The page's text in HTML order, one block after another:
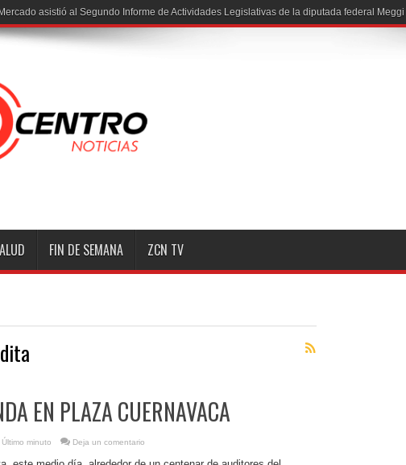
FIN DE SEMANA ZCN TV
EN PLAZA CUERNAVACA
Último minuto Deja un comentario